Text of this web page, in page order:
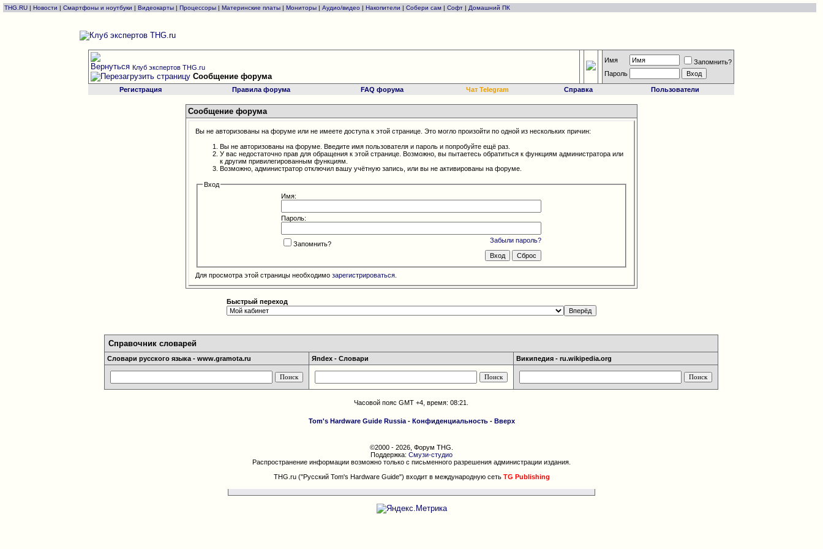
THG.RU | Новости | Смартфоны и ноутбуки | Видеокарты | Процессоры | Материнские платы | Мониторы | Аудио/видео | Накопители | Собери сам | Софт | Домашний ПК
Клуб экспертов THG.ru
Сообщение форума
Имя
Запомнить?
Пароль
Регистрация Правила форума FAQ форума Чат Telegram Справка Пользователи
Сообщение форума
Вы не авторизованы на форуме или не имеете доступа к этой странице. Это могло произойти по одной из нескольких причин:
Вы не авторизованы на форуме. Введите имя пользователя и пароль и попробуйте ещё раз.
У вас недостаточно прав для обращения к этой странице. Возможно, вы пытаетесь обратиться к функциям администратора или
к другим привилегированным функциям.
Возможно, администратор отключил вашу учётную запись, или вы не активированы на форуме.
Вход
Имя:
Пароль:
Забыли пароль?
Запомнить?
Для просмотра этой страницы необходимо зарегистрироваться.
Быстрый переход
Справочник словарей
Словари русского языка - www.gramota.ru Яndex - Словари Википедия - ru.wikipedia.org
Часовой пояс GMT +4, время:08:21
Tom's Hardware Guide Russia- Конфиденциальность- Вверх
©2000 - 2026, Форум THG.
Поддержка: Смузи-студио
Распространение информации возможно только с письменного разрешения администрации издания.
THG.ru ("Русский Tom's Hardware Guide") входит в международную сеть TG Publishing